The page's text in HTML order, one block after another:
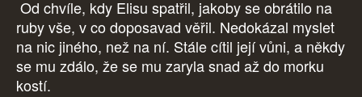
Od chvíle, kdy Elisu spatřil, jakoby se obrátilo na
ruby vše, v co doposavad věřil. Nedokázal myslet
na nic jiného, než na ní. Stále cítil její vůni, a někdy
se mu zdálo, že se mu zaryla snad až do morku
kostí.